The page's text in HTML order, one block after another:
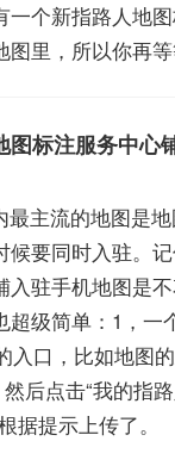
一个新指路人地
里，所以你再等
图标注服务中心
最主流的地图是
候要同时入驻。
入驻手机地图是
超级简单：1，一
入口，比如地图
后点击“我的指
据提示上传了。